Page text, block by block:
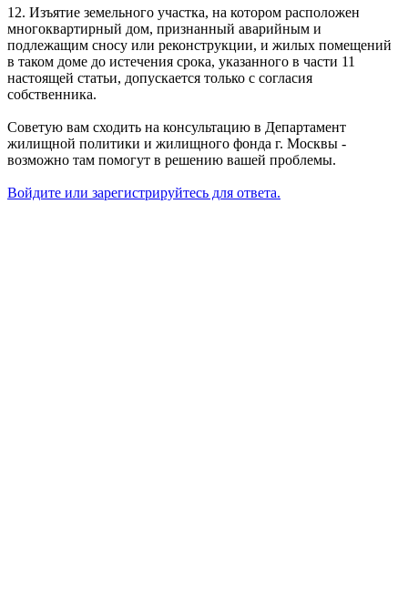
12. Изъятие земельного участка, на котором расположен
многоквартирный дом, признанный аварийным и
подлежащим сносу или реконструкции, и жилых помещений
в таком доме до истечения срока, указанного в части 11
настоящей статьи, допускается только с согласия
собственника.
Советую вам сходить на консультацию в Департамент
жилищной политики и жилищного фонда г. Москвы -
возможно там помогут в решению вашей проблемы.
Войдите или зарегистрируйтесь для ответа.